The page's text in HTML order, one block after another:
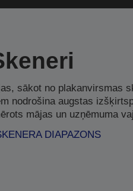
sākot no plakanvirsmas
nodrošina augstas
mājas un uzņēmuma
DIAPAZONS